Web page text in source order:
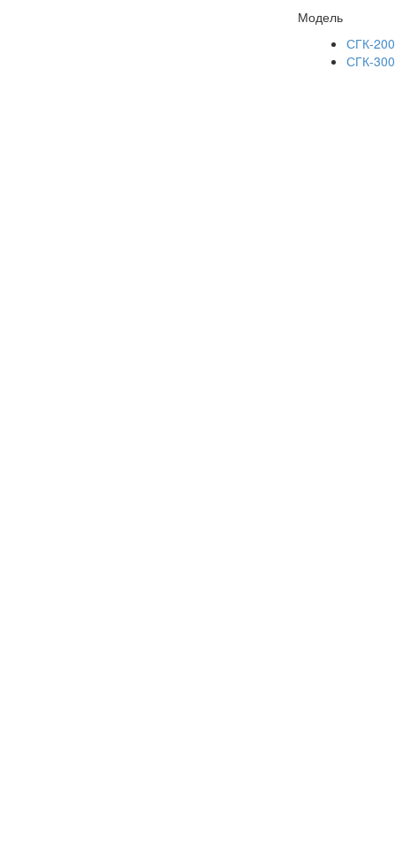
Модель
СГК-200
СГК-300